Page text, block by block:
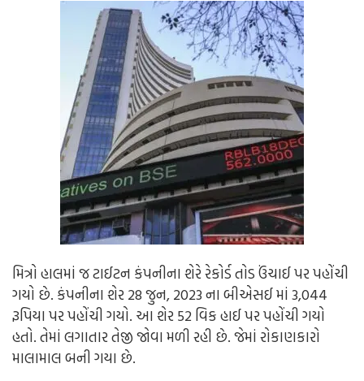
મિત્રો હાલમાં જ ટાઈટન કંપનીના શેરે રેકોર્ડ તોડ ઉંચાઈ પર પહોંચી
ગયો છે. કંપનીના શેર 28 જુન, 2023 ના બીએસઈ માં 3,044
રૂપિયા પર પહોંચી ગયો. આ શેર 52 વિક હાઈ પર પહોંચી ગયો
હતો. તેમાં લગાતાર તેજી જોવા મળી રહી છે. જેમાં રોકાણકારો
માલામાલ બની ગયા છે.